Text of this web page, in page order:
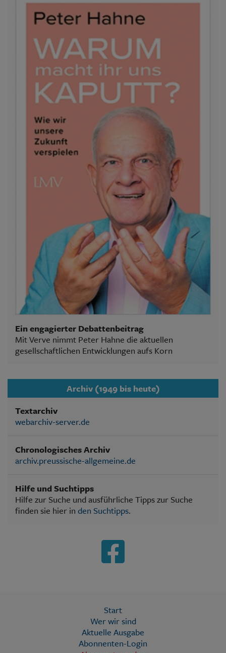
Ein engagierter Debattenbeitrag
Mit Verve nimmt Peter Hahne die aktuellen
gesellschaftlichen Entwicklungen aufs Korn
Archiv (1949 bis heute)
Textarchiv
webarchiv-server.de
Chronologisches Archiv
archiv.preussische-allgemeine.de
Hilfe und Suchtipps
Hilfe zur Suche und ausführliche Tipps zur Suche
finden sie hier in den Suchtipps.
Start
Wer wir sind
Aktuelle Ausgabe
Abonnenten-Login